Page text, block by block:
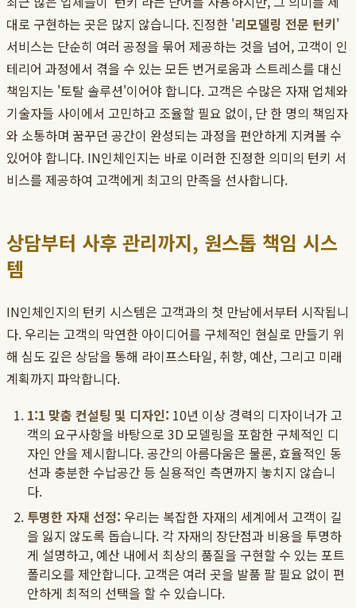
대로 구현하는 곳은 많지 않습니다. 진정한 '리모델링 전문 턴키'
서비스는 단순히 여러 공정을 묶어 제공하는 것을 넘어, 고객이 인
테리어 과정에서 겪을 수 있는 모든 번거로움과 스트레스를 대신
책임지는 '토탈 솔루션'이어야 합니다. 고객은 수많은 자재 업체와
기술자들 사이에서 고민하고 조율할 필요 없이, 단 한 명의 책임자
와 소통하며 꿈꾸던 공간이 완성되는 과정을 편안하게 지켜볼 수
있어야 합니다. IN인체인지는 바로 이러한 진정한 의미의 턴키 서
비스를 제공하여 고객에게 최고의 만족을 선사합니다.
상담부터 사후 관리까지, 원스톱 책임 시스
템
IN인체인지의 턴키 시스템은 고객과의 첫 만남에서부터 시작됩니
다. 우리는 고객의 막연한 아이디어를 구체적인 현실로 만들기 위
해 심도 깊은 상담을 통해 라이프스타일, 취향, 예산, 그리고 미래
계획까지 파악합니다.
1:1 맞춤 컨설팅 및 디자인: 10년 이상 경력의 디자이너가 고
객의 요구사항을 바탕으로 3D 모델링을 포함한 구체적인 디
자인 안을 제시합니다. 공간의 아름다움은 물론, 효율적인 동
선과 충분한 수납공간 등 실용적인 측면까지 놓치지 않습니
다.
투명한 자재 선정: 우리는 복잡한 자재의 세계에서 고객이 길
을 잃지 않도록 돕습니다. 각 자재의 장단점과 비용을 투명하
게 설명하고, 예산 내에서 최상의 품질을 구현할 수 있는 포트
폴리오를 제안합니다. 고객은 여러 곳을 발품 팔 필요 없이 편
안하게 최적의 선택을 할 수 있습니다.